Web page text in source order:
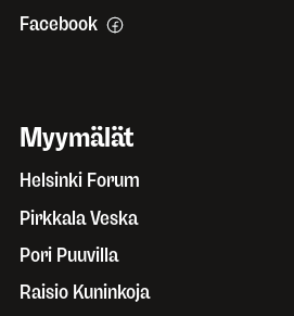
Facebook
Myymälät
Helsinki Forum
Pirkkala Veska
Pori Puuvilla
Raisio Kuninkoja